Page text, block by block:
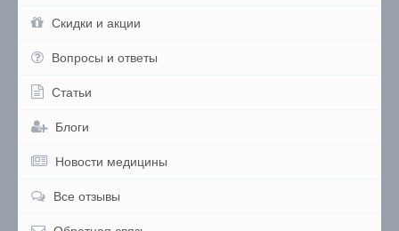
Скидки и акции
Вопросы и ответы
Статьи
Блоги
Новости медицины
Все отзывы